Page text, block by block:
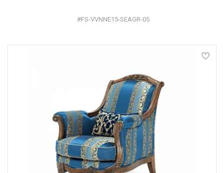
#FS-VVNNE15-SEAGR-05